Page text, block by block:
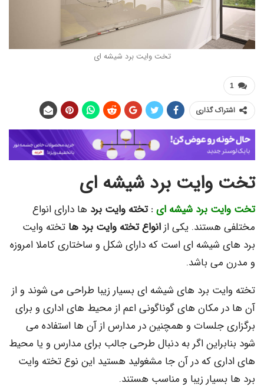
تخت وایت برد شیشه ای
گذاری
برد شیشه ای
برد شیشه ای :تخته وایت برد ها دارای انواع
هستند. یکی ازانواع تخته وایت برد هاتخته وایت
شیشه ای است که دارای شکل و ساختاری کاملا امروزه
باشد.
برد های شیشه ای بسیار زیبا طراحی می شوند و از
مکان های گوناگونی اعم از محیط های اداری و برای
جلسات و همچنین در مدارس از آن ها استفاده می
اگر به دنبال طرحی جالب برای مدارس و یا محیط
که در آن جا مشغولید هستید این نوع تخته وایت
زیبا و مناسب هستند.